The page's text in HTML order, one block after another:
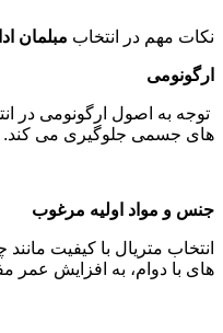
نکات مهم در انتخاب مبلمان
ارگونومی
توجه به اصول ارگونومی در
های جسمی جلوگیری می کند.
جنس و مواد اولیه مرغوب
انتخاب متریال با کیفیت
های با دوام، به افزایش عمر